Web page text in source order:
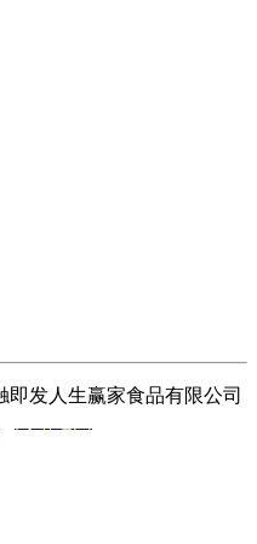
即发人生赢家食品有限公司